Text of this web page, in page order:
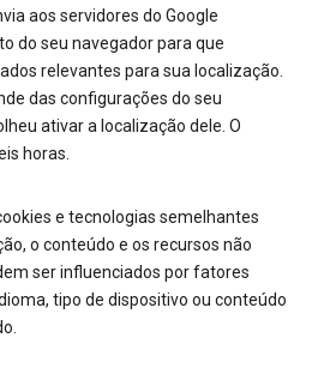
aos servidores do Google
do seu navegador para que
relevantes para sua localização.
das configurações do seu
ativar a localização dele. O
horas.
e tecnologias semelhantes
o conteúdo e os recursos não
ser influenciados por fatores
tipo de dispositivo ou conteúdo